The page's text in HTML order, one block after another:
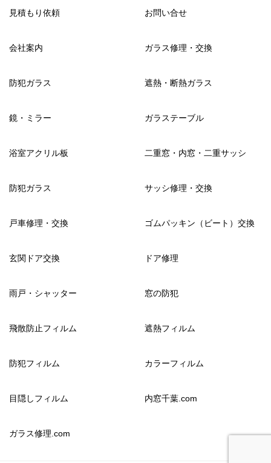
見積もり依頼 お問い合せ
会社案内 ガラス修理・交換
防犯ガラス 遮熱・断熱ガラス
鏡・ミラー ガラステーブル
浴室アクリル板 二重窓・内窓・二重サッシ
防犯ガラス サッシ修理・交換
戸車修理・交換 ゴムパッキン（ビート）交換
玄関ドア交換 ドア修理
雨戸・シャッター 窓の防犯
飛散防止フィルム 遮熱フィルム
防犯フィルム カラーフィルム
目隠しフィルム 内窓千葉.com
ガラス修理.com